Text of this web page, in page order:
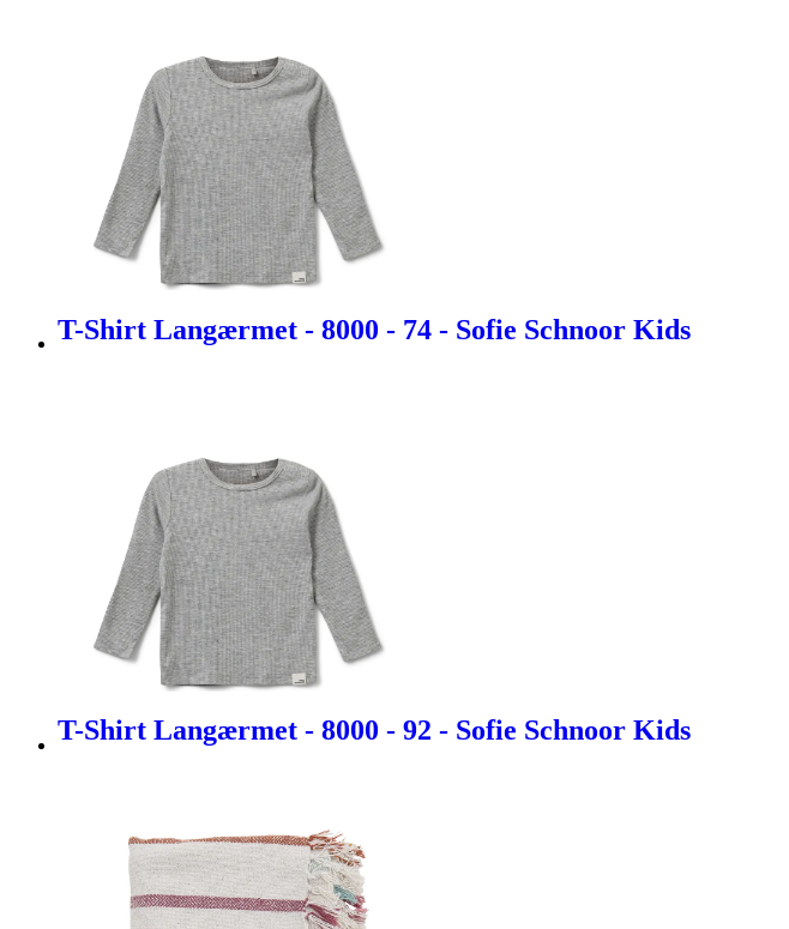
T-Shirt Langærmet - 8000 - 74 - Sofie Schnoor Kids
T-Shirt Langærmet - 8000 - 92 - Sofie Schnoor Kids